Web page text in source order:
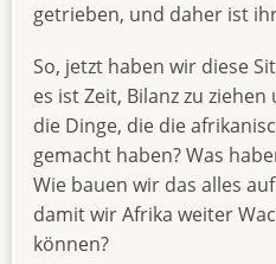
getrieben, und daher ist
So, jetzt haben wir diese
es ist Zeit, Bilanz zu
die Dinge, die die
gemacht haben? Was
Wie bauen wir das alles
damit wir Afrika weiter
können?